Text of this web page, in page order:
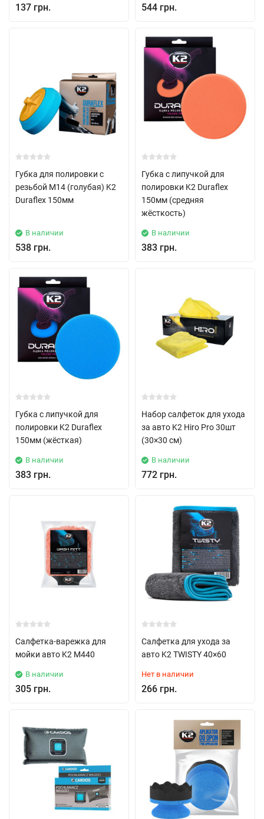
137 грн. 544 грн.
Губка для полировки с
резьбой М14 (голубая) K2
Duraflex 150мм
В наличии
538 грн.
Губка с липучкой для
полировки K2 Duraflex
150мм (средняя
жёсткость)
В наличии
383 грн.
Губка с липучкой для
полировки K2 Duraflex
150мм (жёсткая)
В наличии
383 грн.
Набор салфеток для ухода
за авто K2 Hiro Pro 30шт
(30×30 см)
В наличии
772 грн.
Салфетка-варежка для
мойки авто K2 M440
В наличии
305 грн.
Салфетка для ухода за
авто K2 TWISTY 40×60
Нет в наличии
266 грн.